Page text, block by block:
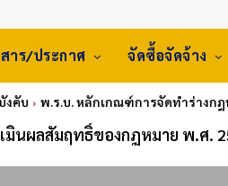
าร/ประกาศ จัดซื้อจัดจ้าง
งคับ พ.ร.บ. หลักเกณฑ์การจัดทำร่างก
มินผลสัมฤทธิ์ของกฎหมาย พ.ศ.